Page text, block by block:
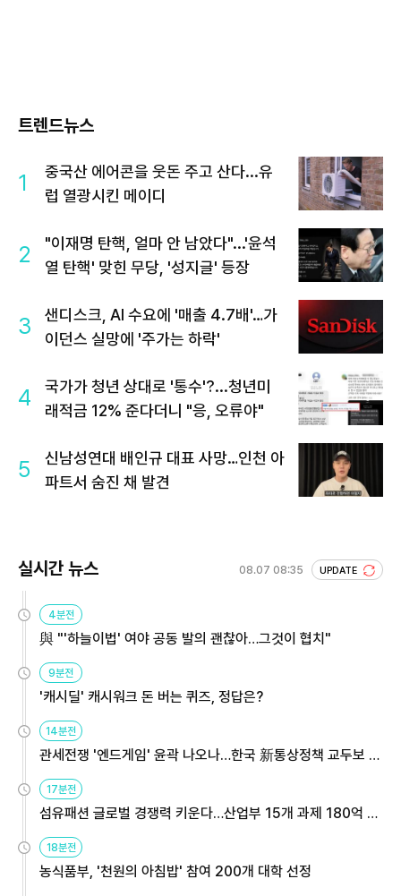
트렌드뉴스
1
중국산 에어콘을 웃돈 주고 산다...유
럽 열광시킨 메이디
2
"이재명 탄핵, 얼마 안 남았다"...'윤석
열 탄핵' 맞힌 무당, '성지글' 등장
3
샌디스크, AI 수요에 '매출 4.7배'…가
이던스 실망에 '주가는 하락'
4
국가가 청년 상대로 '통수'?...청년미
래적금 12% 준다더니 "응, 오류야"
5
신남성연대 배인규 대표 사망…인천 아
파트서 숨진 채 발견
실시간 뉴스 08.07 08:35 UPDATE
4분전
與 "'하늘이법' 여야 공동 발의 괜찮아…그것이 협치"
9분전
'캐시딜' 캐시워크 돈 버는 퀴즈, 정답은?
14분전
관세전쟁 '엔드게임' 윤곽 나오나…한국 新통상정책 교두보 활
용해야
17분전
섬유패션 글로벌 경쟁력 키운다…산업부 15개 과제 180억 지
원
18분전
농식품부, '천원의 아침밥' 참여 200개 대학 선정